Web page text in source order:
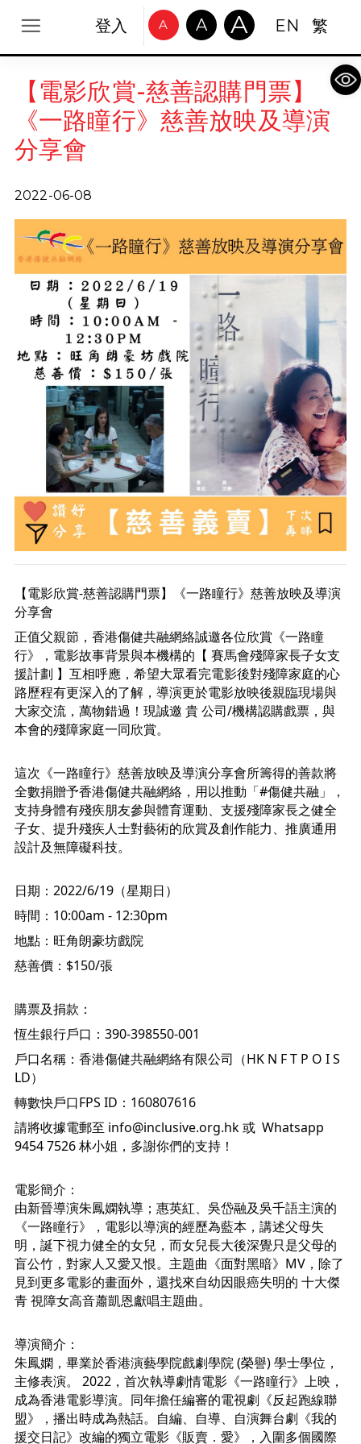
登入 A A A EN 繁
【電影欣賞-慈善認購門票】
《一路瞳行》慈善放映及導演
分享會
2022-06-08
【電影欣賞-慈善認購門票】《一路瞳行》慈善放映及導演
分享會
正值父親節，香港傷健共融網絡誠邀各位欣賞《一路瞳
行》，電影故事背景與本機構的【 賽馬會殘障家長子女支
援計劃 】互相呼應，希望大眾看完電影後對殘障家庭的心
路歷程有更深入的了解，導演更於電影放映後親臨現場與
大家交流，萬物錯過！現誠邀 貴 公司/機構認購戲票，與
本會的殘障家庭一同欣賞。
這次《一路瞳行》慈善放映及導演分享會所籌得的善款將
全數捐贈予香港傷健共融網絡，用以推動「#傷健共融 」，
支持身體有殘疾朋友參與體育運動、支援殘障家長之健全
子女、提升殘疾人士對藝術的欣賞及創作能力、推廣通用
設計及無障礙科技。
日期：2022/6/19（星期日）
時間：10:00am - 12:30pm
地點：旺角朗豪坊戲院
慈善價：$150/張
購票及捐款：
恆生銀行戶口：390-398550-001
戶口名稱：香港傷健共融網絡有限公司（HK N F T P O I S
LD）
轉數快戶口FPS ID：160807616
請將收據電郵至 info@inclusive.org.hk 或  Whatsapp
9454 7526 林小姐，多謝你們的支持！
電影簡介：
由新晉導演朱鳳嫻執導；惠英紅、吳岱融及吳千語主演的
《一路瞳行》，電影以導演的經歷為藍本，講述父母失
明，誕下視力健全的女兒，而女兒長大後深覺只是父母的
盲公竹，對家人又愛又恨。主題曲《面對黑暗》MV，除了
見到更多電影的畫面外，還找來自幼因眼癌失明的 十大傑
青 視障女高音蕭凱恩獻唱主題曲。
導演簡介：
朱鳳嫻，畢業於香港演藝學院戲劇學院 (榮譽) 學士學位，
主修表演。 2022，首次執導劇情電影《一路瞳行》上映，
成為香港電影導演。同年擔任編審的電視劇《反起跑線聯
盟》，播出時成為熱話。自編、自導、自演舞台劇《我的
援交日記》改編的獨立電影《販賣．愛》，入圍多個國際